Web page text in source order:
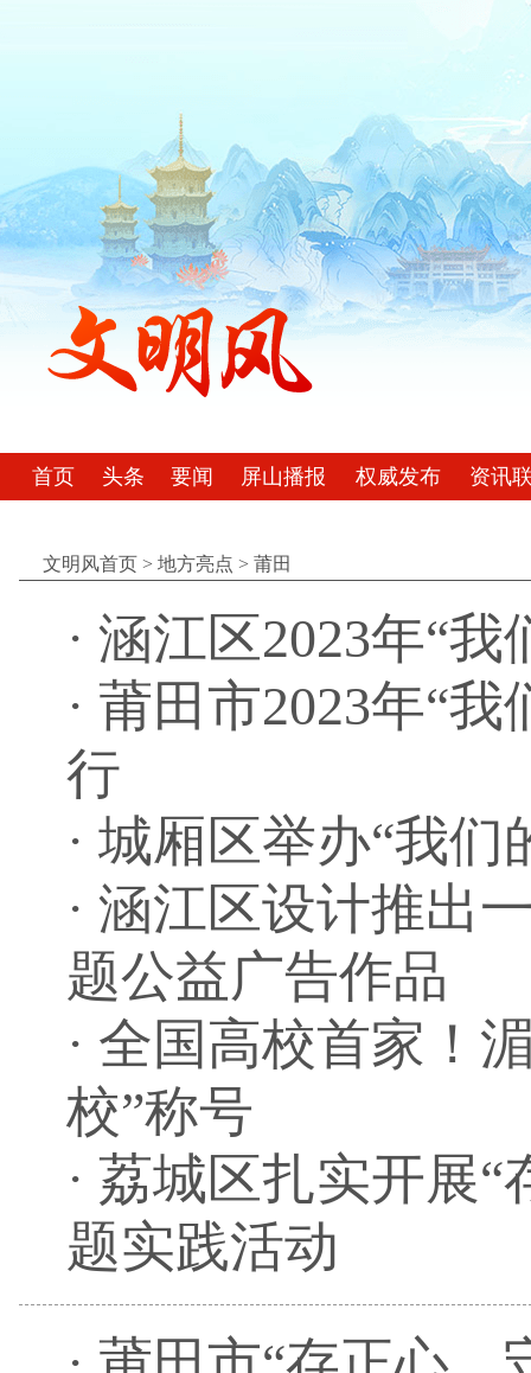
首页 头条 要闻 屏山播报 权威发布 资讯
文明风首页 > 地方亮点 > 莆田
· 涵江区2023年“我
· 莆田市2023年“
行
· 城厢区举办“我们
· 涵江区设计推出
题公益广告作品
· 全国高校首家！
校”称号
· 荔城区扎实开展“
题实践活动